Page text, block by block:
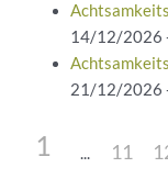
14/12/2026
21/12/2026
1 11